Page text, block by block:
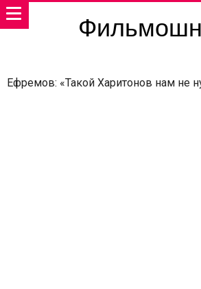
Ефремов: «Такой Харитонов нам не